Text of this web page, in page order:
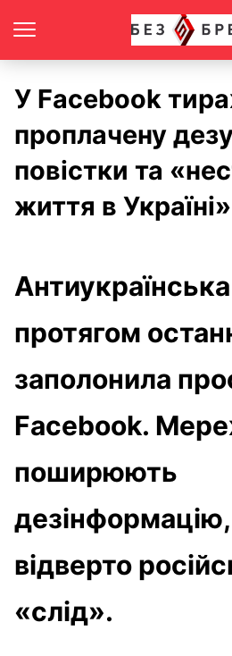
У Facebook
проплачену
повістки та
життя в Україні»
протягом
заполонила
Facebook.
поширюють
відверто
«слід».